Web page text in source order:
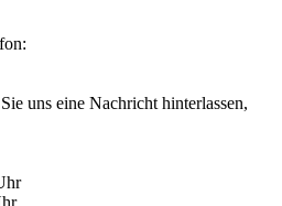
uns eine Nachricht hinterlassen,